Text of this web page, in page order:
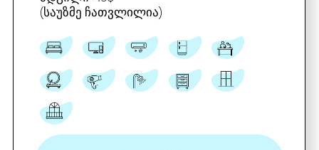
ივნისი,სექტემბერი
(საუზმე ჩათვლილია)
(საუზმე ჩათვლილია)
აგვისტო:
120 $
(საუზმე ჩათვლილია)
*ნომრებში შესაძლებელია სამი
აფამიანის მოთავსება(საუზმის